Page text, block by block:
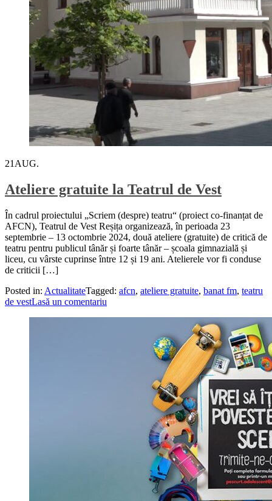
21 AUG.
Ateliere gratuite la Teatrul de Vest
În cadrul proiectului „Scriem (despre) teatru“ (proiect co-finanțat de
AFCN), Teatrul de Vest Reșița organizează, în perioada 23
septembrie – 13 octombrie 2024, două ateliere (gratuite) de critică de
teatru pentru publicul tânăr și foarte tânăr – școala gimnazială și
liceu, cu vârste cuprinse între 12 și 19 ani. Atelierele vor fi conduse
de criticii […]
Posted in: ActualitateTagged: afcn, ateliere gratuite, banat fm, teatru
de vestLasă un comentariu